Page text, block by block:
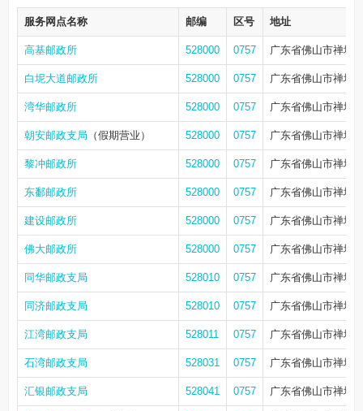
服务网点名称 邮编 区号 地址
高基邮政所 528000 0757 广东省佛山市禅城
白坭大道邮政所 528000 0757 广东省佛山市禅城
湾华邮政所 528000 0757 广东省佛山市禅城
朝安邮政支局 （假期营业） 528000 0757 广东省佛山市禅城
黎冲邮政所 528000 0757 广东省佛山市禅城
东鄱邮政所 528000 0757 广东省佛山市禅城
建设邮政所 528000 0757 广东省佛山市禅城
佛大邮政所 528000 0757 广东省佛山市禅城
同华邮政支局 528010 0757 广东省佛山市禅城
同济邮政支局 528010 0757 广东省佛山市禅城
江湾邮政支局 528011 0757 广东省佛山市禅城
石湾邮政支局 528031 0757 广东省佛山市禅城
汇银邮政支局 528041 0757 广东省佛山市禅城